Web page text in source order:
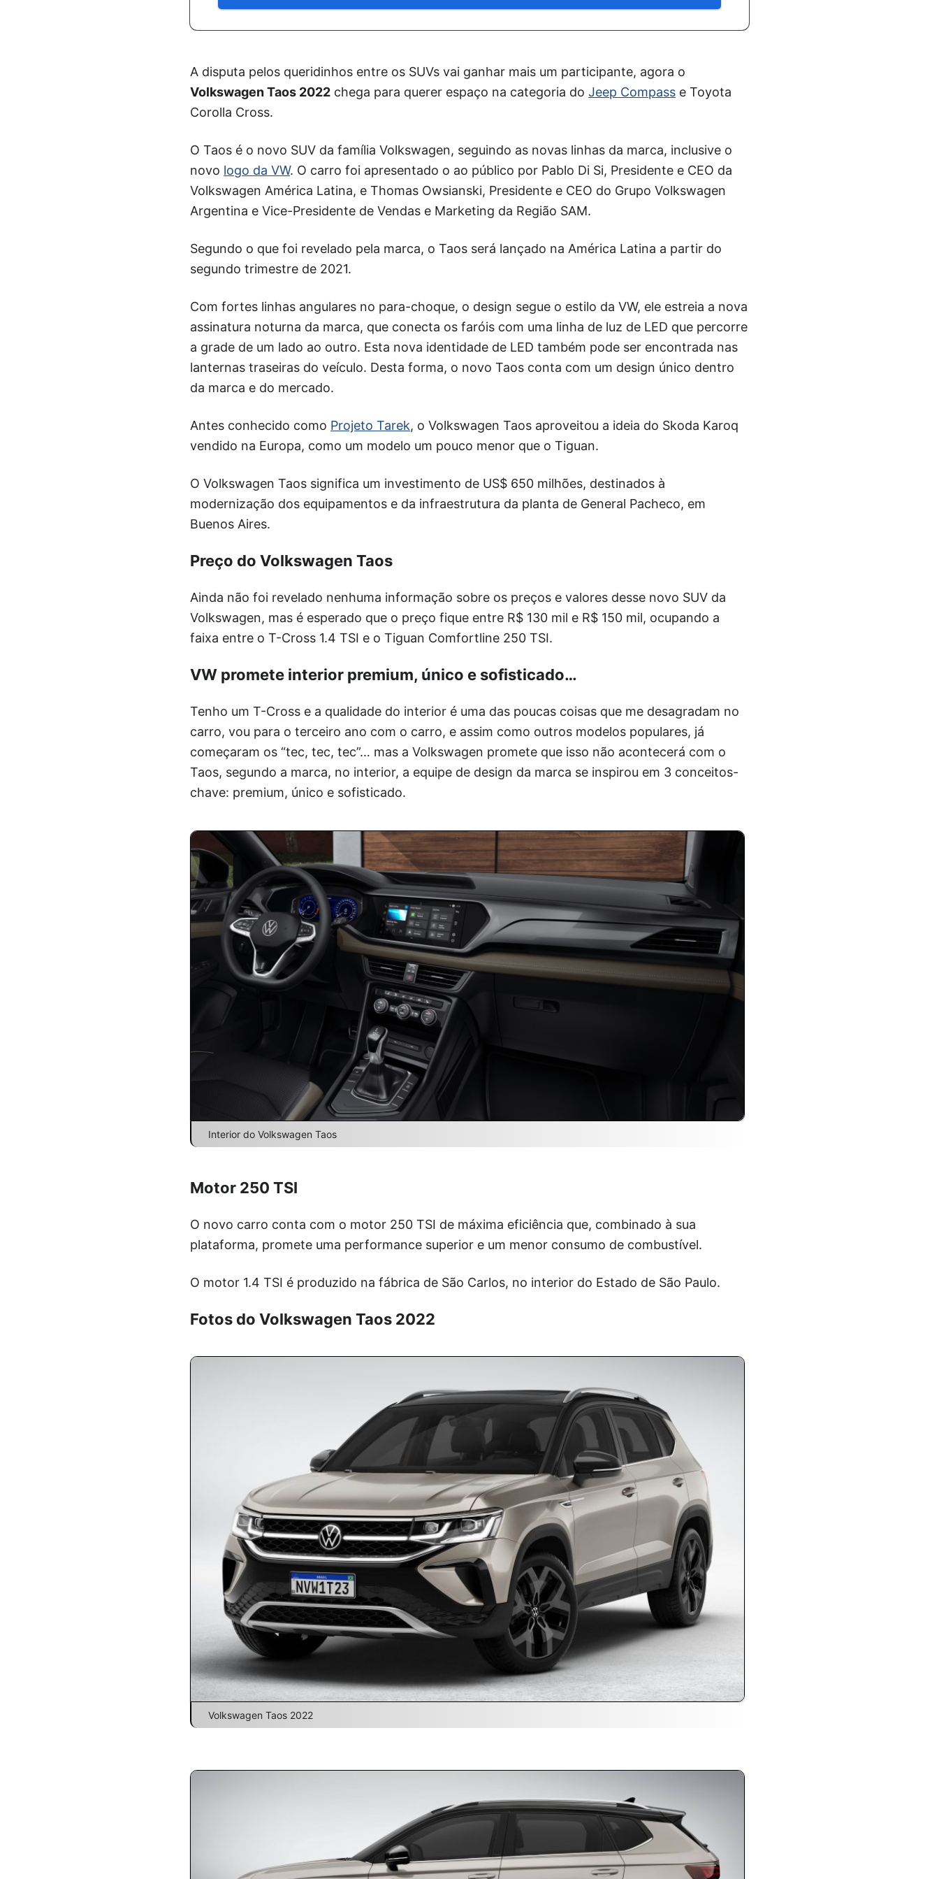
A disputa pelos queridinhos entre os SUVs vai ganhar mais um participante, agora o
Volkswagen Taos 2022 chega para querer espaço na categoria do Jeep Compass e Toyota
Corolla Cross.
O Taos é o novo SUV da família Volkswagen, seguindo as novas linhas da marca, inclusive o
novo logo da VW. O carro foi apresentado o ao público por Pablo Di Si, Presidente e CEO da
Volkswagen América Latina, e Thomas Owsianski, Presidente e CEO do Grupo Volkswagen
Argentina e Vice-Presidente de Vendas e Marketing da Região SAM.
Segundo o que foi revelado pela marca, o Taos será lançado na América Latina a partir do
segundo trimestre de 2021.
Com fortes linhas angulares no para-choque, o design segue o estilo da VW, ele estreia a nova
assinatura noturna da marca, que conecta os faróis com uma linha de luz de LED que percorre
a grade de um lado ao outro. Esta nova identidade de LED também pode ser encontrada nas
lanternas traseiras do veículo. Desta forma, o novo Taos conta com um design único dentro
da marca e do mercado.
Antes conhecido como Projeto Tarek, o Volkswagen Taos aproveitou a ideia do Skoda Karoq
vendido na Europa, como um modelo um pouco menor que o Tiguan.
O Volkswagen Taos significa um investimento de US$ 650 milhões, destinados à
modernização dos equipamentos e da infraestrutura da planta de General Pacheco, em
Buenos Aires.
Preço do Volkswagen Taos
Ainda não foi revelado nenhuma informação sobre os preços e valores desse novo SUV da
Volkswagen, mas é esperado que o preço fique entre R$ 130 mil e R$ 150 mil, ocupando a
faixa entre o T-Cross 1.4 TSI e o Tiguan Comfortline 250 TSI.
VW promete interior premium, único e sofisticado…
Tenho um T-Cross e a qualidade do interior é uma das poucas coisas que me desagradam no
carro, vou para o terceiro ano com o carro, e assim como outros modelos populares, já
começaram os “tec, tec, tec”… mas a Volkswagen promete que isso não acontecerá com o
Taos, segundo a marca, no interior, a equipe de design da marca se inspirou em 3 conceitos-
chave: premium, único e sofisticado.
Interior do Volkswagen Taos
Motor 250 TSI
O novo carro conta com o motor 250 TSI de máxima eficiência que, combinado à sua
plataforma, promete uma performance superior e um menor consumo de combustível.
O motor 1.4 TSI é produzido na fábrica de São Carlos, no interior do Estado de São Paulo.
Fotos do Volkswagen Taos 2022
Volkswagen Taos 2022